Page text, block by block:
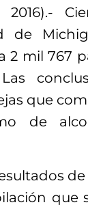
de
2 mil 767
que
de
que